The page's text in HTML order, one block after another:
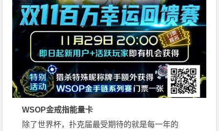
WSOP金戒指能量卡
除了世界杯，扑克届最受期待的就是每一年的